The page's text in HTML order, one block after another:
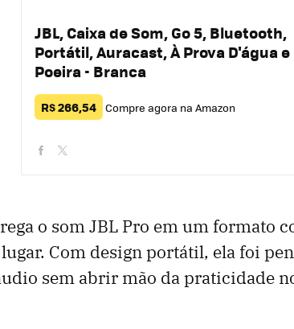
JBL, Caixa de Som, Go 5, Bluetooth,
Portátil, Auracast, À Prova D'água e
Poeira - Branca
R$ 266,54 Compre agora na Amazon
o som JBL Pro em um formato
Com design portátil, ela foi
sem abrir mão da praticidade